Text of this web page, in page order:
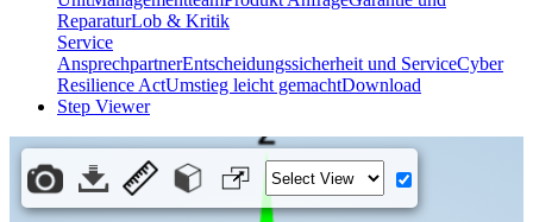
ReparaturLob & Kritik
Service
AnsprechpartnerEntscheidungssicherheit und ServiceCyber
Resilience ActUmstieg leicht gemachtDownload
Step Viewer